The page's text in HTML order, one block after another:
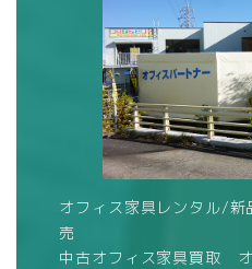
オフィス家具レンタル/新
売
中古オフィス家具買取